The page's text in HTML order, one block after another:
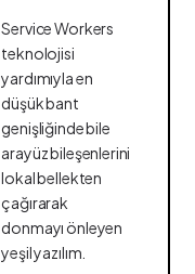
Service Workers
teknolojisi
yardımıyla en
düşük bant
genişliğinde bile
arayüz bileşenlerini
lokal bellekten
çağırarak
donmayı önleyen
yeşil yazılım.